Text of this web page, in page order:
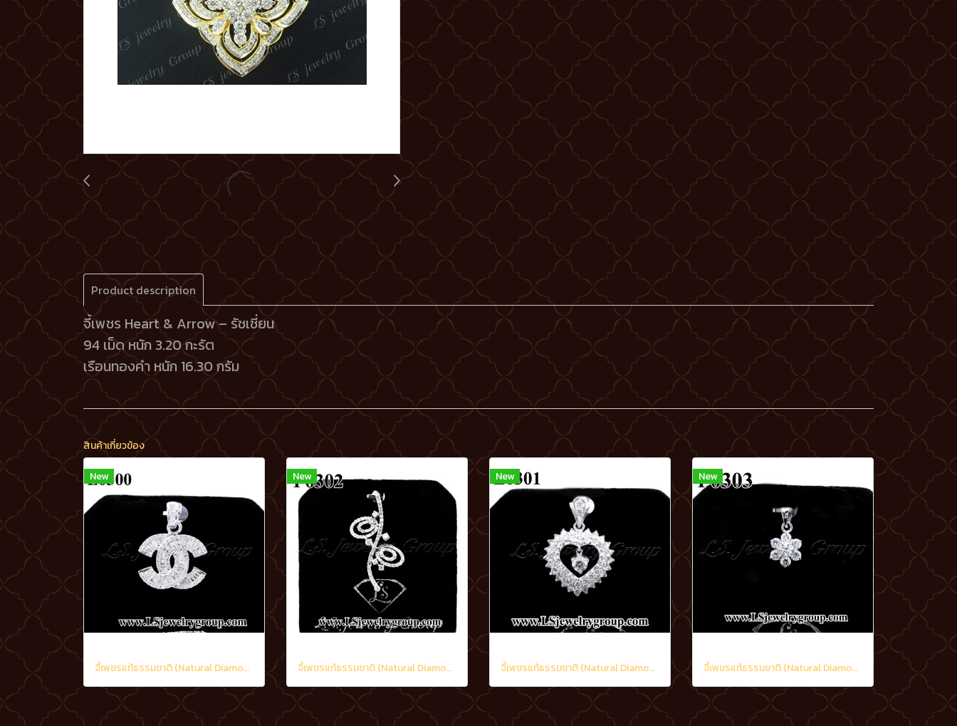
Product description
จี้เพชร Heart & Arrow – รัชเชี่ยน
94 เม็ด หนัก 3.20 กะรัต
เรือนทองคำ หนัก 16.30 กรัม
สินค้าเกี่ยวข้อง
New
จี้เพชรแท้ธรรมชาติ (Natural Diamonds) 1.60 Ct.
New
จี้เพชรแท้ธรรมชาติ (Natural Diamonds) 1.70 Ct.
New
จี้เพชรแท้ธรรมชาติ (Natural Diamonds) 2.21 Ct.
New
จี้เพชรแท้ธรรมชาติ (Natural Diamonds) 0.95 Ct.